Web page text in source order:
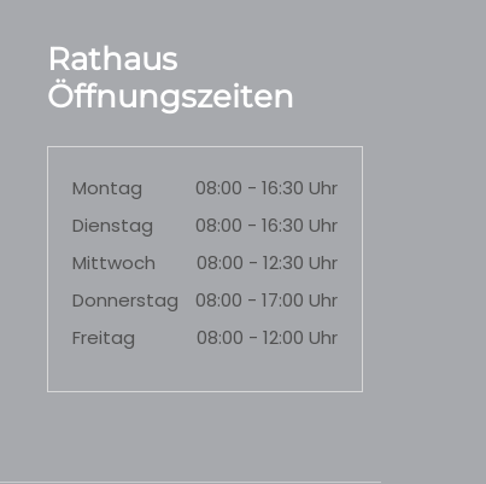
Rathaus
Öffnungszeiten
Montag
08:00 - 16:30 Uhr
Dienstag
08:00 - 16:30 Uhr
Mittwoch
08:00 - 12:30 Uhr
Donnerstag
08:00 - 17:00 Uhr
Freitag
08:00 - 12:00 Uhr